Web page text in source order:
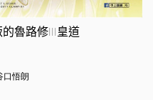
魯路修III皇道
口悟朗